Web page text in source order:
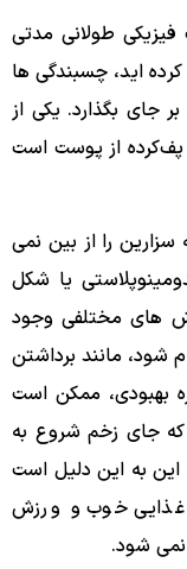
فیزیکی طولانی ‌مدتی
‌اید، چسبندگی‌ ها
جای بگذارد. یکی از
پف‌کرده از پوست است
را از بین نمی
یا شکل
های مختلفی وجود
شود، مانند برداشتن
بهبودی، ممکن است
که جای زخم شروع به
به این دلیل است
غذایی خوب و ورزش
نمی شود.